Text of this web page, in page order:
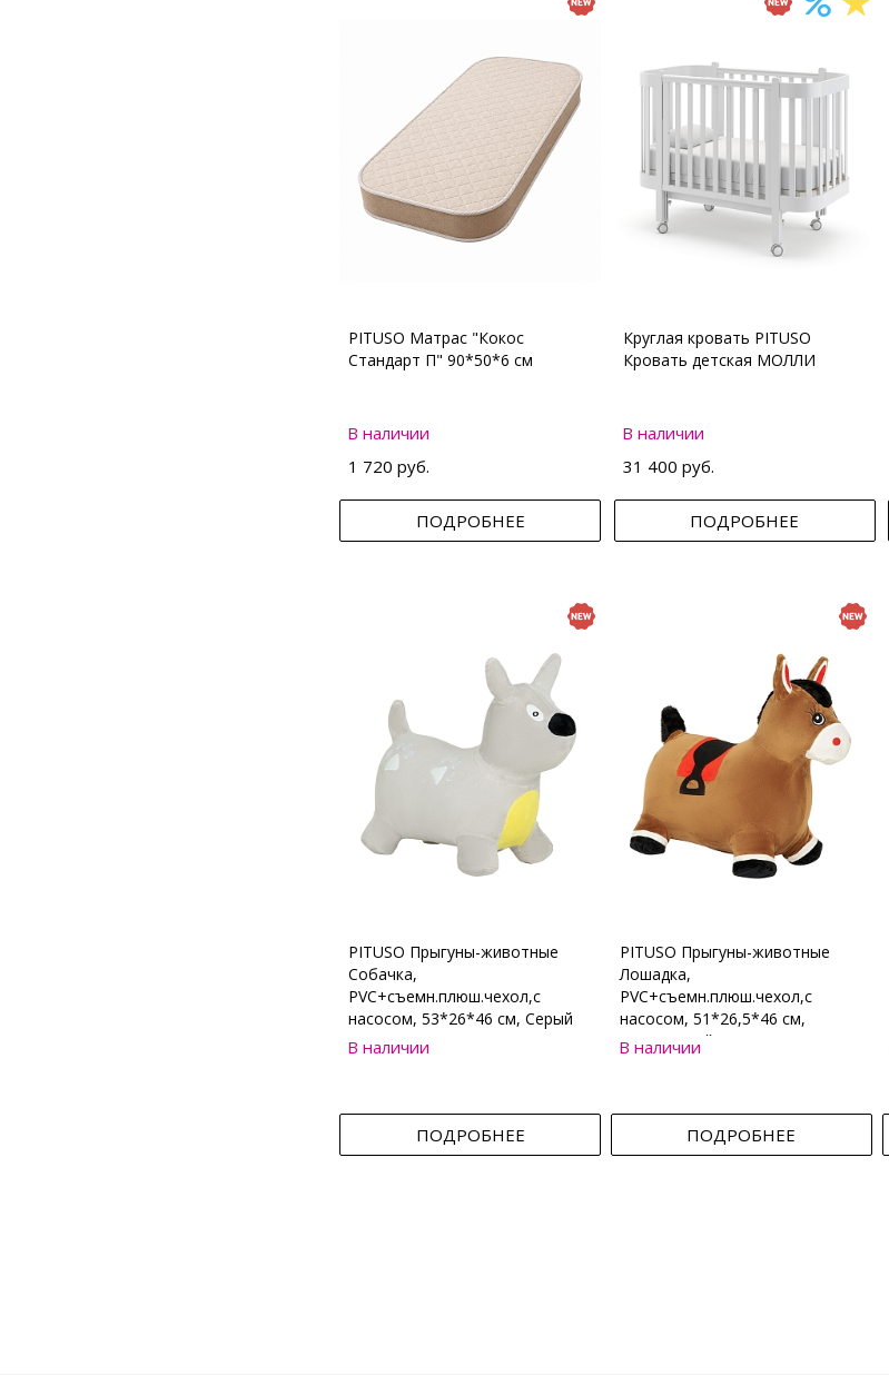
PITUSO Матрас "Кокос
Стандарт П" 90*50*6 см
В наличии
1 720 руб.
ПОДРОБНЕЕ
Круглая кровать PITUSO
Кровать детская МОЛЛИ
В наличии
31 400 руб.
ПОДРОБНЕЕ
PITUSO Прыгуны-животные
Собачка,
PVC+съемн.плюш.чехол,с
насосом, 53*26*46 см, Серый
В наличии
ПОДРОБНЕЕ
PITUSO Прыгуны-животные
Лошадка,
PVC+съемн.плюш.чехол,с
насосом, 51*26,5*46 см,
Коричневый
В наличии
ПОДРОБНЕЕ